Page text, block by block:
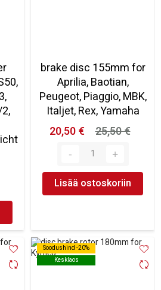
brake disc 155mm for
Aprilia, Baotian,
Peugeot, Piaggio, MBK,
Italjet, Rex, Yamaha
20,50 €
25,50 €
Lisää ostoskoriin
Soodushind -20%
Kesklaos
Soodushind -20%
Kesklaos